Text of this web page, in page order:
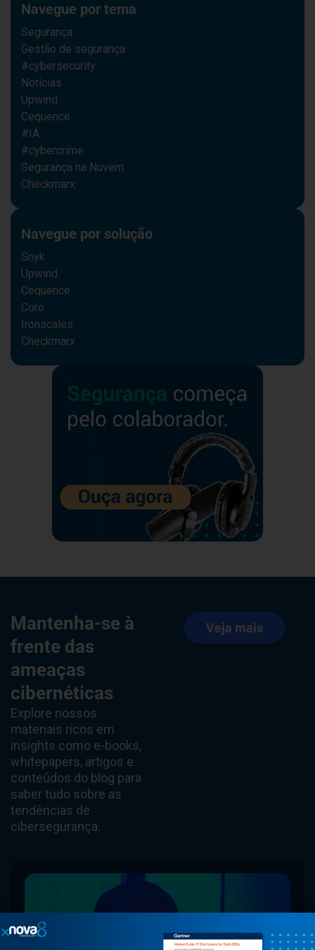
Navegue por tema
Segurança
Gestão de segurança
#cybersecurity
Notícias
Upwind
Cequence
#IA
#cybercrime
Segurança na Nuvem
Checkmarx
Navegue por solução
Snyk
Upwind
Cequence
Coro
Ironscales
Checkmarx
Mantenha-se à
frente das
ameaças
cibernéticas
Explore nossos
materiais ricos em
insights como e-books,
whitepapers, artigos e
conteúdos do blog para
saber tudo sobre as
tendências de
cibersegurança.
Veja mais